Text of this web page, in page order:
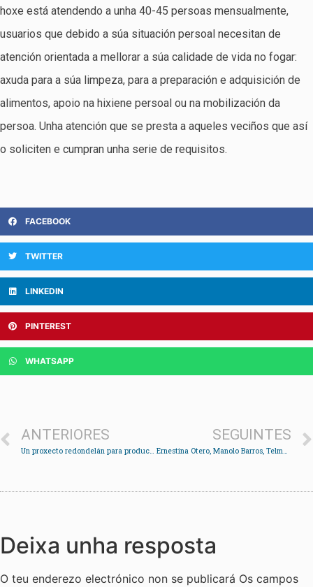
hoxe está atendendo a unha 40-45 persoas mensualmente,
usuarios que debido a súa situación persoal necesitan de
atención orientada a mellorar a súa calidade de vida no fogar:
axuda para a súa limpeza, para a preparación e adquisición de
alimentos, apoio na hixiene persoal ou na mobilización da
persoa. Unha atención que se presta a aqueles veciños que así
o soliciten e cumpran unha serie de requisitos.
FACEBOOK
TWITTER
LINKEDIN
PINTEREST
WHATSAPP
ANTERIORES
Un proxecto redondelán para producir enerxía coa forza das mareas probarase na ría de Vigo
SEGUINTES
Ernestina Otero, Manolo Barros, Telmo Bernárdez e Pedro Otero Rey candidatos a persoeiro do ano
Deixa unha resposta
O teu enderezo electrónico non se publicará Os campos